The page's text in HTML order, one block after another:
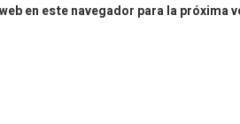
en este navegador para la próxima